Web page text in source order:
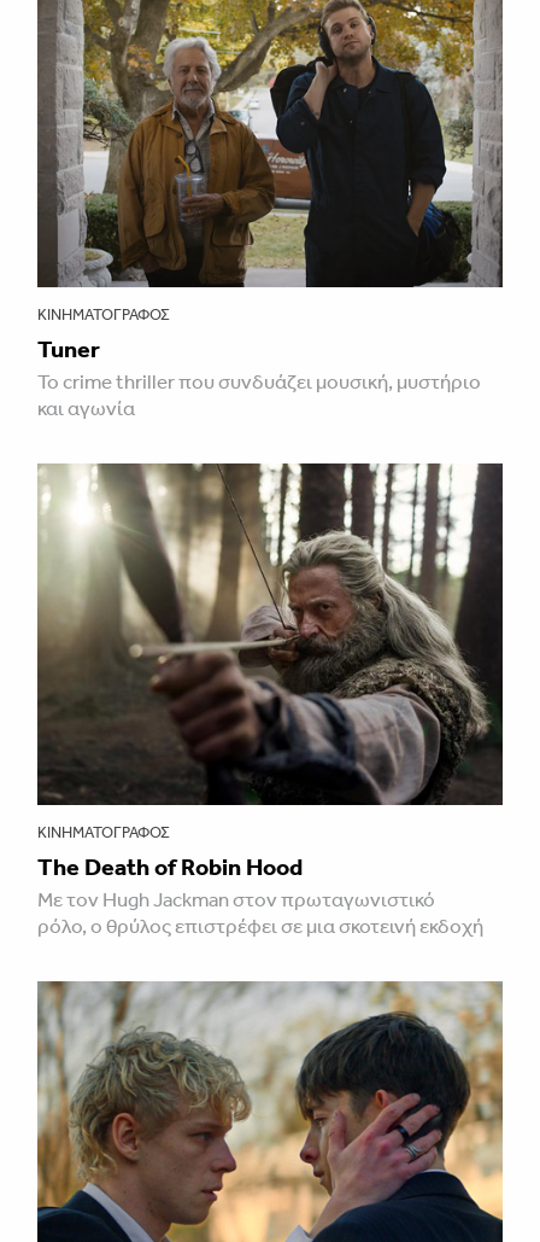
ΚΙΝΗΜΑΤΟΓΡΆΦΟΣ
Tuner
Το crime thriller που συνδυάζει μουσική, μυστήριο
και αγωνία
ΚΙΝΗΜΑΤΟΓΡΆΦΟΣ
The Death of Robin Hood
Με τον Hugh Jackman στον πρωταγωνιστικό
ρόλο, ο θρύλος επιστρέφει σε μια σκοτεινή εκδοχή